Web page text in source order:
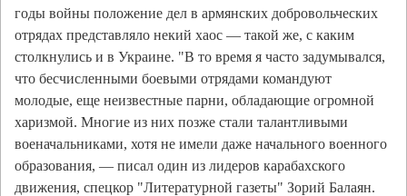
годы войны положение дел в армянских добровольческих
отрядах представляло некий хаос — такой же, с каким
столкнулись и в Украине. "В то время я часто задумывался,
что бесчисленными боевыми отрядами командуют
молодые, еще неизвестные парни, обладающие огромной
харизмой. Многие из них позже стали талантливыми
военачальниками, хотя не имели даже начального военного
образования, — писал один из лидеров карабахского
движения, спецкор "Литературной газеты" Зорий Балаян.